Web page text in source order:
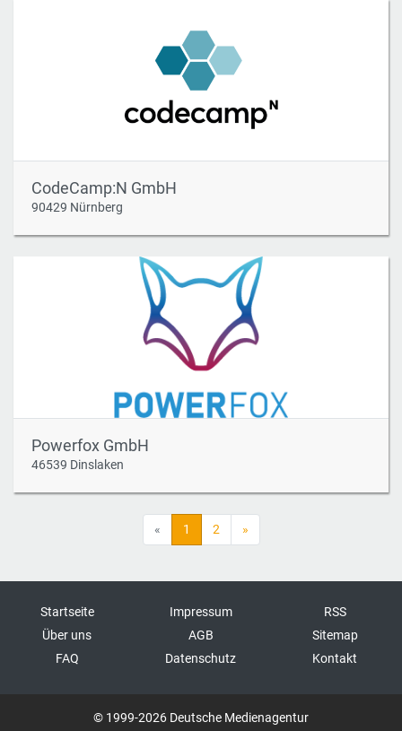
CodeCamp:N GmbH
90429 Nürnberg
Powerfox GmbH
46539 Dinslaken
« 1 2 »
Startseite
Über uns
FAQ
Impressum
AGB
Datenschutz
RSS
Sitemap
Kontakt
© 1999-2026 Deutsche Medienagentur